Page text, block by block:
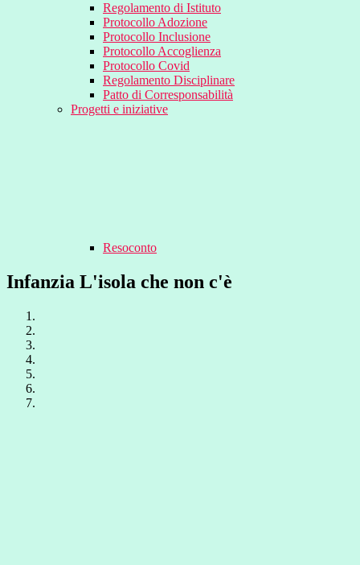
Regolamento di Istituto
Protocollo Adozione
Protocollo Inclusione
Protocollo Accoglienza
Protocollo Covid
Regolamento Disciplinare
Patto di Corresponsabilità
Progetti e iniziative
Resoconto
Infanzia L'isola che non c'è